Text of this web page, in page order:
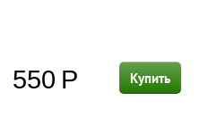
550 Р Купить